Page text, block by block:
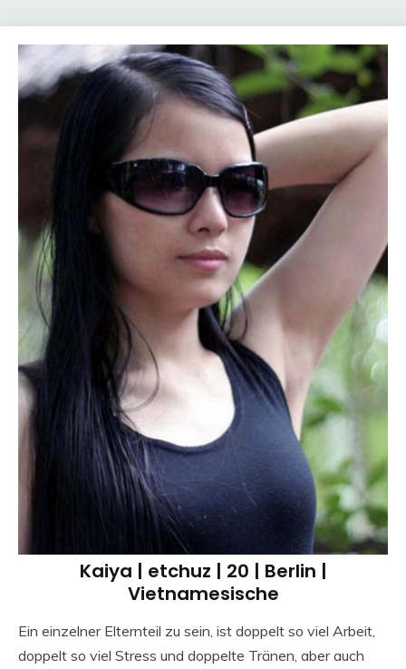
Kaiya | etchuz | 20 | Berlin |
Vietnamesische
Ein einzelner Elternteil zu sein, ist doppelt so viel Arbeit,
doppelt so viel Stress und doppelte Tränen, aber auch